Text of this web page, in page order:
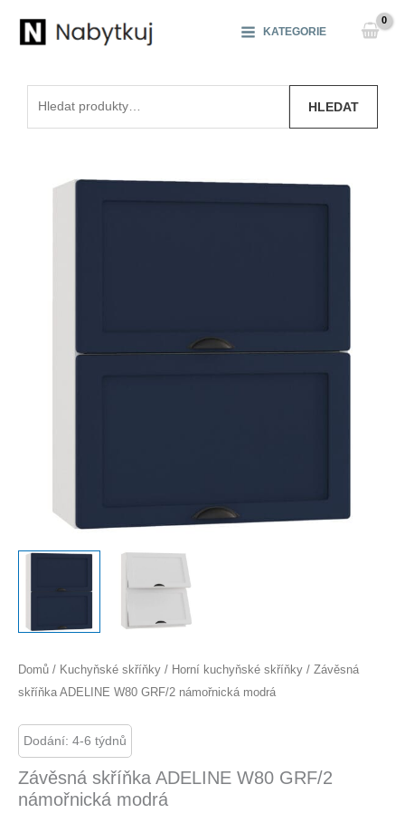
KATEGORIE
HLEDAT
Domů / Kuchyňské skříňky / Horní kuchyňské skříňky / Závěsná
skříňka ADELINE W80 GRF/2 námořnická modrá
Dodání: 4-6 týdnů
Závěsná skříňka ADELINE W80 GRF/2
námořnická modrá